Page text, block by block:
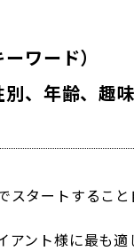
ワード）
、年齢、趣味
スタートするこ
アント様に最も